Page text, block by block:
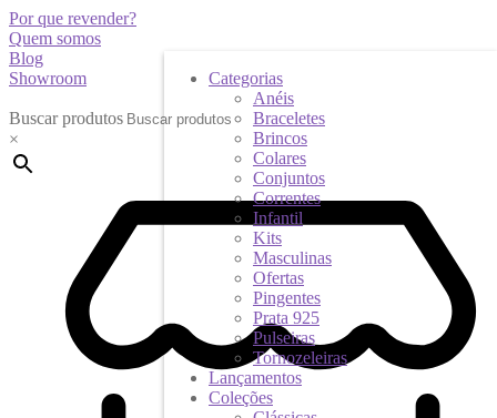
Por que revender?
Quem somos
Blog
Showroom
Buscar produtos
×
Categorias
Anéis
Braceletes
Brincos
Colares
Conjuntos
Correntes
Infantil
Kits
Masculinas
Ofertas
Pingentes
Prata 925
Pulseiras
Tornozeleiras
Lançamentos
Coleções